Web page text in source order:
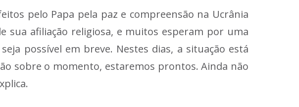
pelo Papa pela paz e compreensão na Ucrânia
sua afiliação religiosa, e muitos esperam por uma
possível em breve. Nestes dias, a situação está
sobre o momento, estaremos prontos. Ainda não